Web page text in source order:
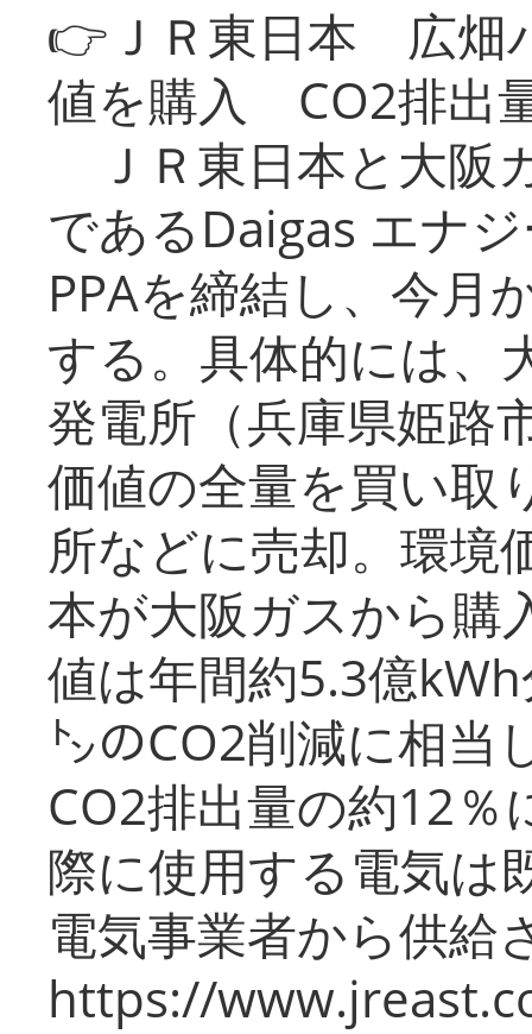
👉ＪＲ東日本 広畑
値を購入 CO2排出
ＪＲ東日本と大阪
であるDaigas エナ
PPAを締結し、今月
する。具体的には、
発電所（兵庫県姫路
価値の全量を買い取
所などに売却。環境
本が大阪ガスから購
値は年間約5.3億
㌧のCO2削減に相当
CO2排出量の約12％
際に使用する電気は
電気事業者から供給
https://